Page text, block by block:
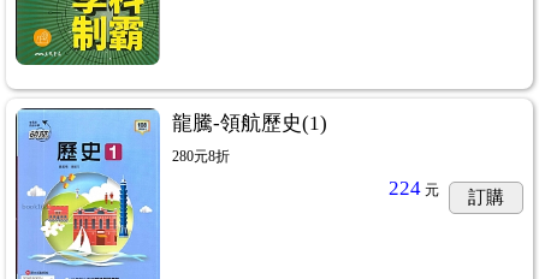
龍騰-領航歷史(1)
280元8折
224 元 訂購